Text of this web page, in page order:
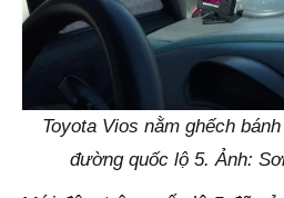
Toyota Vios nằm ghếch
đường quốc lộ 5. Ảnh: